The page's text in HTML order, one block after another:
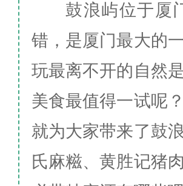
鼓浪屿位于厦
错，是厦门最大的
玩最离不开的自然
美食最值得一试呢
就为大家带来了鼓
氏麻糍、黄胜记猪